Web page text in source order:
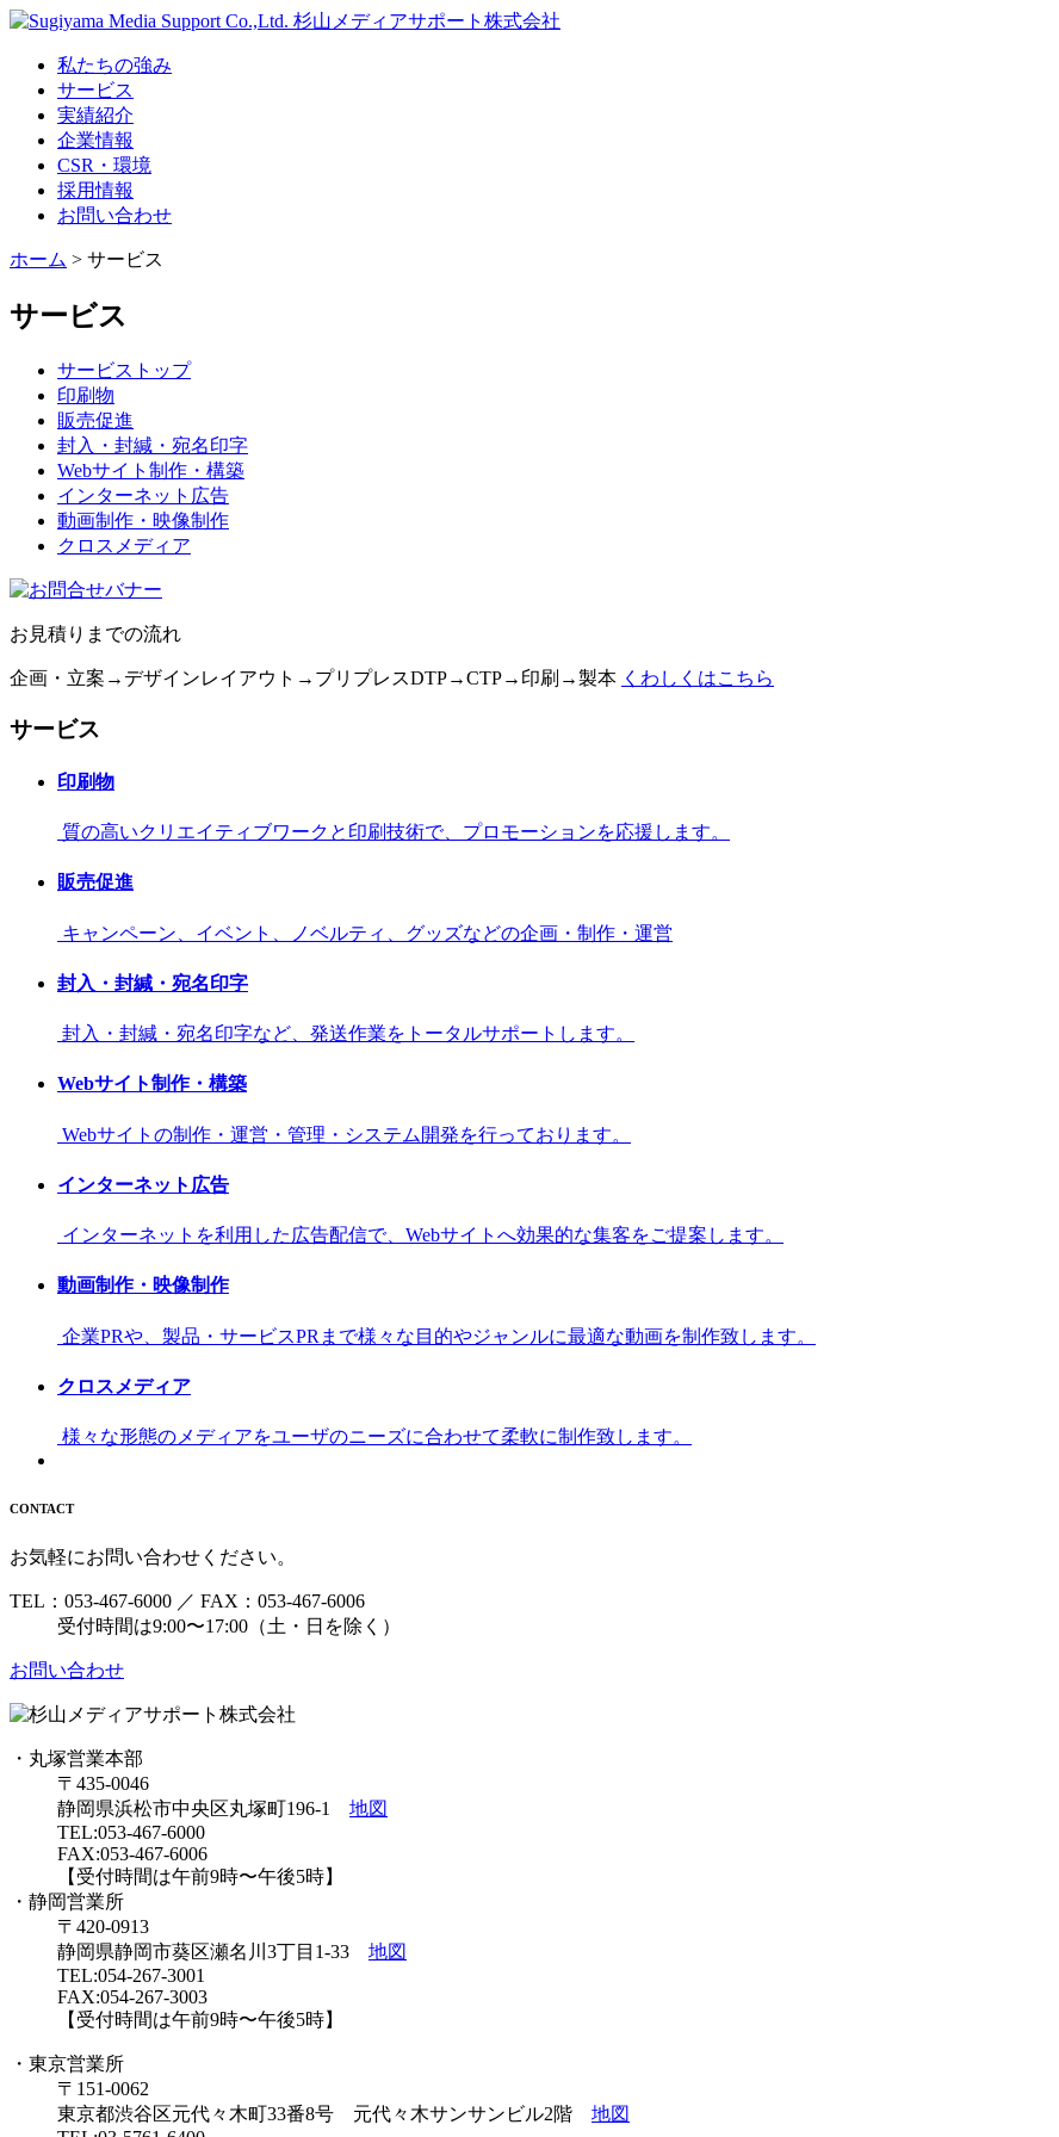
私たちの強み
サービス
実績紹介
企業情報
CSR・環境
採用情報
お問い合わせ
ホーム > サービス
サービス
サービストップ
印刷物
販売促進
封入・封緘・宛名印字
Webサイト制作・構築
インターネット広告
動画制作・映像制作
クロスメディア
お見積りまでの流れ
企画・立案→デザインレイアウト→プリプレスDTP→CTP→印刷→製本 くわしくはこちら
サービス
印刷物
質の高いクリエイティブワークと印刷技術で、プロモーションを応援します。
販売促進
キャンペーン、イベント、ノベルティ、グッズなどの企画・制作・運営
封入・封緘・宛名印字
封入・封緘・宛名印字など、発送作業をトータルサポートします。
Webサイト制作・構築
Webサイトの制作・運営・管理・システム開発を行っております。
インターネット広告
インターネットを利用した広告配信で、Webサイトへ効果的な集客をご提案します。
動画制作・映像制作
企業PRや、製品・サービスPRまで様々な目的やジャンルに最適な動画を制作致します。
クロスメディア
様々な形態のメディアをユーザのニーズに合わせて柔軟に制作致します。
CONTACT
お気軽にお問い合わせください。
TEL：053-467-6000 ／ FAX：053-467-6006
受付時間は9:00〜17:00（土・日を除く）
お問い合わせ
・丸塚営業本部
〒435-0046
静岡県浜松市中央区丸塚町196-1 地図
TEL:053-467-6000
FAX:053-467-6006
【受付時間は午前9時〜午後5時】
・静岡営業所
〒420-0913
静岡県静岡市葵区瀬名川3丁目1-33 地図
TEL:054-267-3001
FAX:054-267-3003
【受付時間は午前9時〜午後5時】
・東京営業所
〒151-0062
東京都渋谷区元代々木町33番8号 元代々木サンサンビル2階 地図